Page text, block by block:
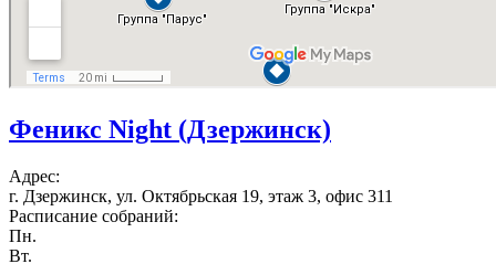
Феникс Night (Дзержинск)
Адрес:
г. Дзержинск, ул. Октябрьская 19, этаж 3, офис 311
Расписание собраний:
Пн.
Вт.